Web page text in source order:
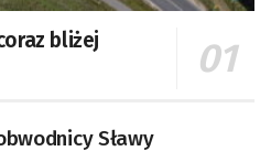
bliżej
Sławy